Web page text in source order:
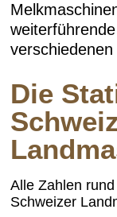
Die
Alle Zahlen
Schweizer